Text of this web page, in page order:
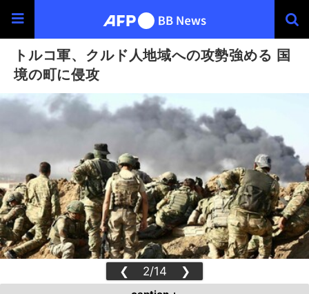
トルコ軍、クルド人地域への攻勢強める 国
境の町に侵攻
❮ 2/14 ❯